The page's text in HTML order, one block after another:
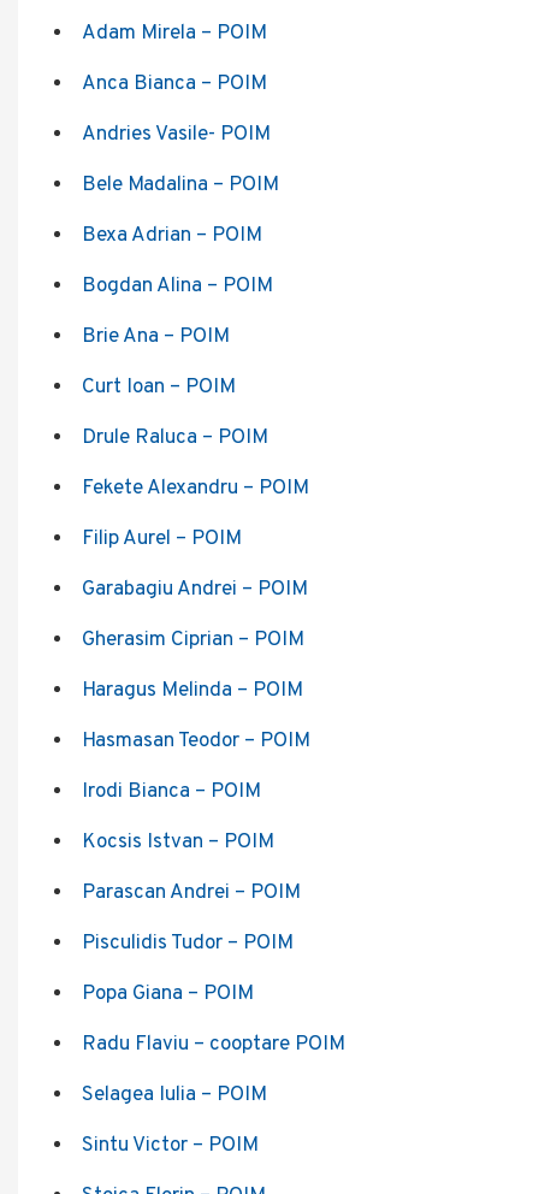
Adam Mirela – POIM
Anca Bianca – POIM
Andries Vasile- POIM
Bele Madalina – POIM
Bexa Adrian – POIM
Bogdan Alina – POIM
Brie Ana – POIM
Curt Ioan – POIM
Drule Raluca – POIM
Fekete Alexandru – POIM
Filip Aurel – POIM
Garabagiu Andrei – POIM
Gherasim Ciprian – POIM
Haragus Melinda – POIM
Hasmasan Teodor – POIM
Irodi Bianca – POIM
Kocsis Istvan – POIM
Parascan Andrei – POIM
Pisculidis Tudor – POIM
Popa Giana – POIM
Radu Flaviu – cooptare POIM
Selagea Iulia – POIM
Sintu Victor – POIM